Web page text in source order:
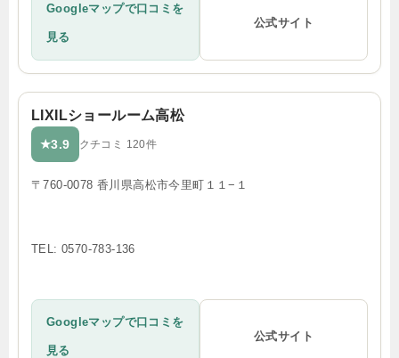
Googleマップで口コミを
見る
公式サイト
LIXILショールーム高松
★3.9 クチコミ 120件
〒760-0078 香川県高松市今里町１１−１
TEL: 0570-783-136
Googleマップで口コミを
見る
公式サイト